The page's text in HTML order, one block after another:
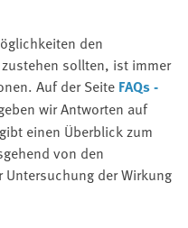
den
sollten, ist immer
Auf der Seite FAQs -
wir Antworten auf
einen Überblick zum
von den
Untersuchung der Wirkung